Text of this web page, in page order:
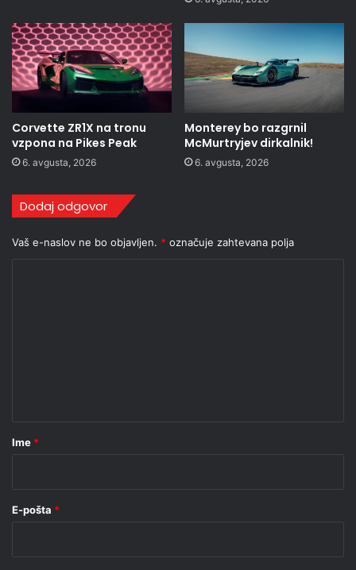
Corvette ZR1X na tronu
vzpona na Pikes Peak
6. avgusta, 2026
Monterey bo razgrnil
McMurtryjev dirkalnik!
6. avgusta, 2026
Dodaj odgovor
Vaš e-naslov ne bo objavljen. * označuje zahtevana polja
r
Ime *
E-pošta *